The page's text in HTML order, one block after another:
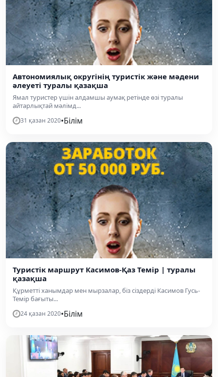
Автономиялық округінің туристік және мәдени
әлеуеті туралы қазақша
Ямал туристер үшін алдамшы аумақ ретінде өзі туралы
айтарлықтай мәлімд...
31 қазан 2020•Білім
Туристік маршрут Касимов-Қаз Темір | туралы
қазақша
Құрметті ханымдар мен мырзалар, біз сіздерді Касимов Гусь-
Темір бағыты...
24 қазан 2020•Білім